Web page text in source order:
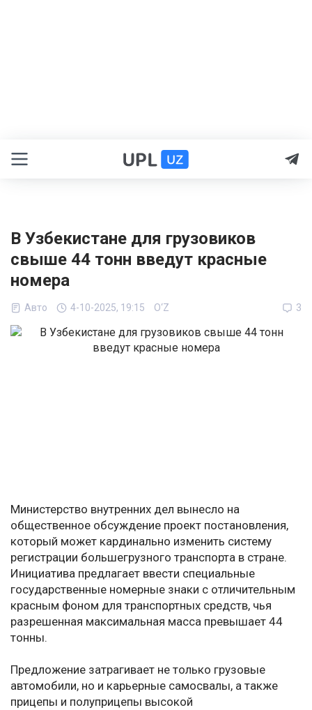
В Узбекистане для грузовиков
свыше 44 тонн введут красные
номера
Авто 4-10-2025, 19:15 O‘Z 3
Министерство внутренних дел вынесло на
общественное обсуждение проект постановления,
который может кардинально изменить систему
регистрации большегрузного транспорта в стране.
Инициатива предлагает ввести специальные
государственные номерные знаки с отличительным
красным фоном для транспортных средств, чья
разрешенная максимальная масса превышает 44
тонны.
Предложение затрагивает не только грузовые
автомобили, но и карьерные самосвалы, а также
прицепы и полуприцепы высокой